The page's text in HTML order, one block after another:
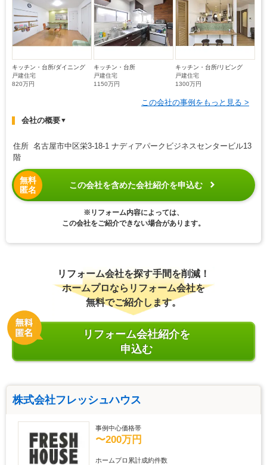
キッチン・台所/ダイニング
戸建住宅
820万円
キッチン・台所
戸建住宅
1150万円
キッチン・台所/リビング
戸建住宅
1300万円
この会社の事例をもっと見る >
会社の概要▼
住所 名古屋市中区栄3-18-1 ナディアパークビジネスセンタービル13
階
無料
匿名
この会社を含めた会社紹介を申込む
※リフォーム内容によっては、
この会社をご紹介できない場合があります。
リフォーム会社を探す手間を削減！
ホームプロならリフォーム会社を
無料でご紹介します。
リフォーム会社紹介を
申込む
株式会社フレッシュハウス
事例中心価格帯
〜200万円
ホームプロ累計成約件数